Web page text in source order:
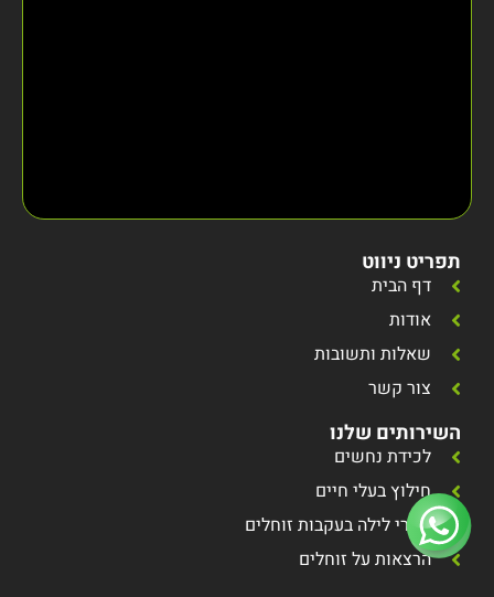
תפריט ניווט
דף הבית
אודות
שאלות ותשובות
צור קשר
השירותים שלנו
לכידת נחשים
חילוץ בעלי חיים
סיורי לילה בעקבות זוחלים
הרצאות על זוחלים